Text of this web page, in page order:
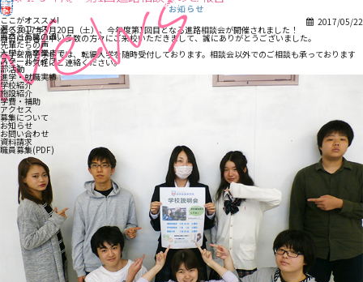
学校法人志学会学院
志学会高等学校
ここがオススメ!
選べるコース
高卒と高認の違い
先輩たちの声
入学から卒業まで
スクールライフ
部活動
進学・就職実績
学校紹介
施設紹介
学費・補助
アクセス
募集について
お知らせ
お問い合わせ
資料請求
職員募集(PDF)
お知らせ
2017/05/22
去る2017年5月20日（土）、今年度第1回目となる進路相談会が開催されました！
当日はお暑い中、多数の方々にご来校いただきまして、誠にありがとうございました。
志学会高等学校では、転編入学を随時受付しております。相談会以外でのご相談も承っております
ので、お気軽にご連絡ください。